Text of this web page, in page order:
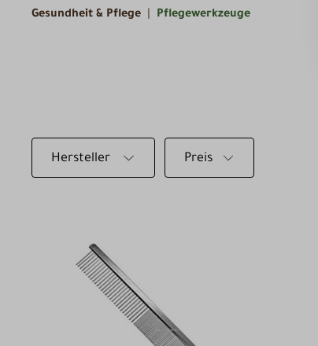
Gesundheit & Pflege Pflegewerkzeuge
Hersteller Preis